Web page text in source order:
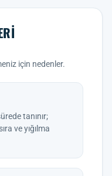
için nedenler.
tanınır;
ve yığılma